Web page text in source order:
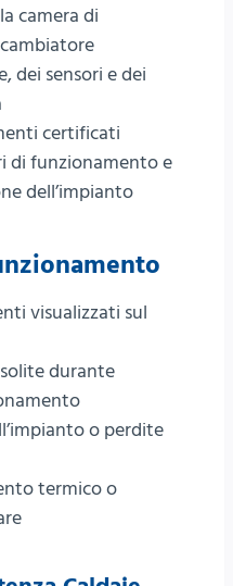
camera di
dei sensori e dei
certificati
di funzionamento e
dell’impianto
visualizzati sul
durante
o perdite
termico o